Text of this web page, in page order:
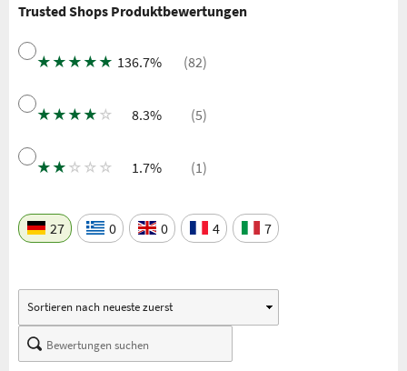
Trusted Shops Produktbewertungen
★ ★ ★ ★ ★ 136.7% (82)
★ ★ ★ ★ ☆ 8.3% (5)
★ ★ ☆ ☆ ☆ 1.7% (1)
27 0 0 4 7